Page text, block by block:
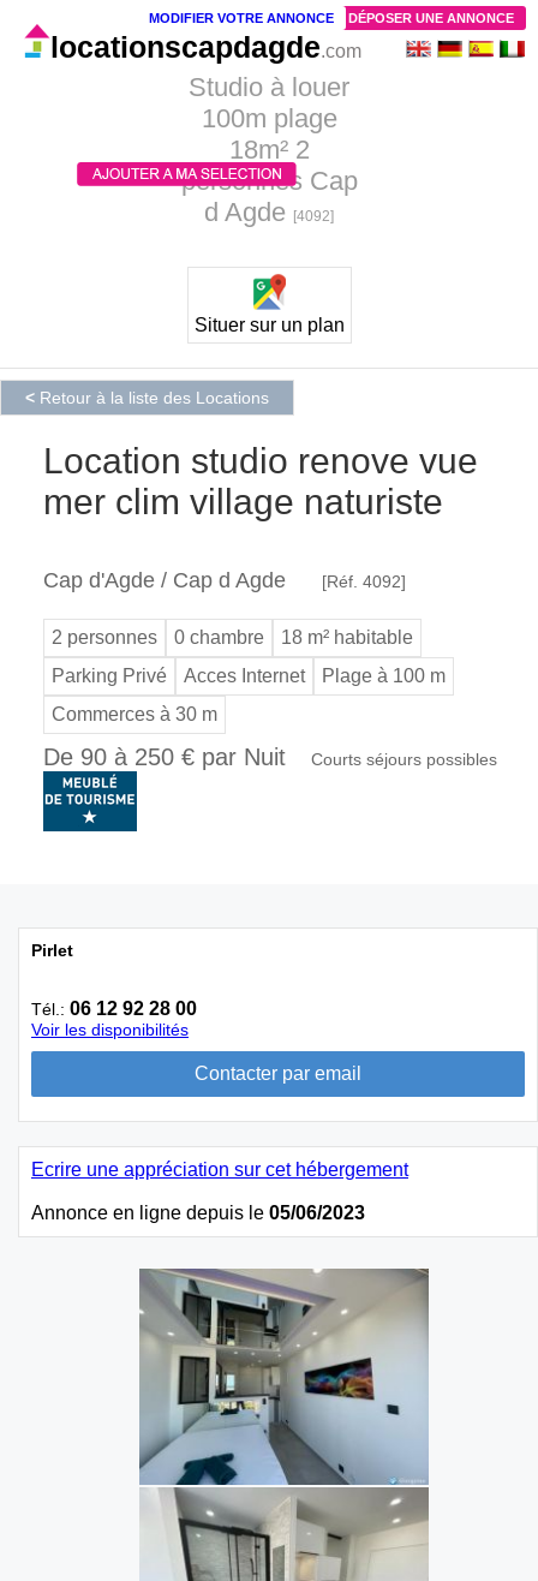
Studio à louer
100m plage
18m² 2
personnes Cap
d Agde
[4092]
locationscapdagde.com
Situer sur un plan
< Retour à la liste des Locations
Location studio renove vue
mer clim village naturiste
Cap d'Agde / Cap d Agde [Réf. 4092]
2 personnes 0 chambre
18 m² habitable
Parking Privé
Acces Internet
Plage à 100 m
Commerces à 30 m
De 90 à 250 € par Nuit Courts séjours possibles
Pirlet
Tél.: 06 12 92 28 00
Voir les disponibilités
Ecrire une appréciation sur cet hébergement
Annonce en ligne depuis le 05/06/2023
DÉPOSER UNE ANNONCE
MODIFIER VOTRE ANNONCE